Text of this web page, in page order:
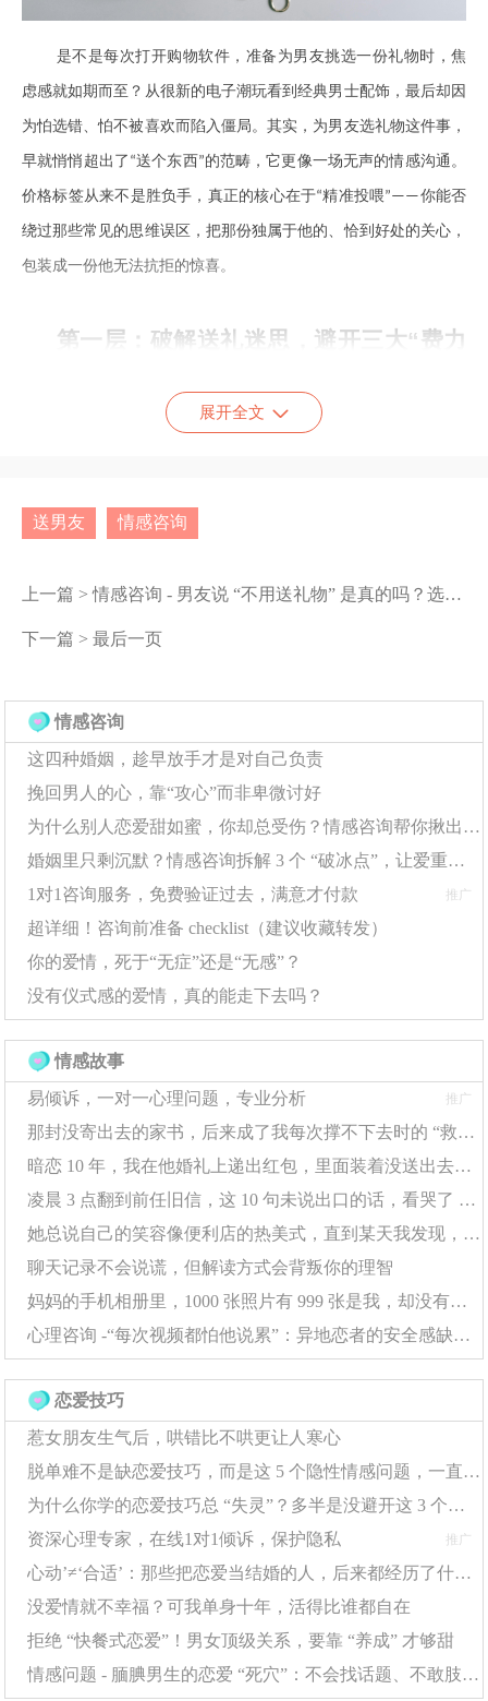
是不是每次打开购物软件，准备为男友挑选一份礼物时，焦
虑感就如期而至？从很新的电子潮玩看到经典男士配饰，最后却因
为怕选错、怕不被喜欢而陷入僵局。其实，为男友选礼物这件事，
早就悄悄超出了 “送个东西”的范畴，它更像一场无声的情感沟通。
价格标签从来不是胜负手，真正的核心在于“精准投喂”——你能否
绕过那些常见的思维误区，把那份独属于他的、恰到好处的关心，
包装成一份他无法抗拒的惊喜。
第一层：破解送礼迷思，避开三大“ 费力
在思考送什么之前，或许更应该先停一停，看看自己是否已
价格=心意？别陷入自我感动的消费
很多女生会不自觉地认为，礼物的预算直接等同于爱的分
的礼物。一把符合他肤质的优质剃须刀，远比一件与他风格
格格不入的奢侈饰品更能让他感受到体贴。
以己度人？你的心头好可能并非他的
需求。
“我觉得这个杯子设计感超棒！”“这款香水的味道特别有格
调。”这种“自我投射式” 的送礼，是另一大雷区。礼物是送给
他的，核心是他的审美与习惯。你需要观察的是他的生活：
他的通勤包里缺一个轻便的充电宝吗？他健身时是不是总抱
怨耳机线缠扰？他收藏的书架上，是不是总缺某一本绝版
书？从“他需要什么”出发，而不是“我喜欢什么
节日
限定？
别让送
礼变成
创意的
枯竭。
皮带……当送礼变成固定节目的重复动作，惊喜
感就会荡然无存。解决之道是建立一个
感库 ”：把他随口提过的“ 想换副眼镜 ” 、 “ 这双旧
球鞋该退役了”都悄悄记下。这些不经意间的愿
望清单，才是让你在关键时刻“一击即中 ”的秘密
武器。
第二层：五维雷达扫描法，精准定位他
的“理想礼物”
避开误区后，如何系统性地为他
维度建立你的“男友喜好档案” ，像雷达一样扫描他的生活。
维度一：实用主义
感
一套他常用的、但你可以帮他升级到更好
版本的护理产品（如手动剃须刀升级为热感剃须刀）。
科技装备焕新：关注他高频使用的电子产品是否需要更新
展开全文
送男友 情感咨询
上一篇 >情感咨询 - 男友说 “不用送礼物” 是真的吗？选对这些礼物，比说 “我爱你” 更管用
下一篇 > 最后一页
情感咨询
这四种婚姻，趁早放手才是对自己负责
挽回男人的心，靠“攻心”而非卑微讨好
为什么别人恋爱甜如蜜，你却总受伤？情感咨询帮你揪出 “情感盲区”
婚姻里只剩沉默？情感咨询拆解 3 个 “破冰点”，让爱重新流动
1对1咨询服务，免费验证过去，满意才付款
推广
超详细！咨询前准备 checklist（建议收藏转发）
你的爱情，死于“无症”还是“无感”？
没有仪式感的爱情，真的能走下去吗？
情感故事
易倾诉，一对一心理问题，专业分析 推广
那封没寄出去的家书，后来成了我每次撑不下去时的 “救命符”
暗恋 10 年，我在他婚礼上递出红包，里面装着没送出去的告白信
凌晨 3 点翻到前任旧信，这 10 句未说出口的话，看哭了 10000 人
她总说自己的笑容像便利店的热美式，直到某天我发现，那杯咖啡早就凉透了
聊天记录不会说谎，但解读方式会背叛你的理智
妈妈的手机相册里，1000 张照片有 999 张是我，却没有一张她自己
心理咨询 -“每次视频都怕他说累”：异地恋者的安全感缺失，该怎么靠自己补回来？
恋爱技巧
惹女朋友生气后，哄错比不哄更让人寒心
脱单难不是缺恋爱技巧，而是这 5 个隐性情感问题，一直在 “挡桃花”
为什么你学的恋爱技巧总 “失灵”？多半是没避开这 3 个隐形误区
资深心理专家，在线1对1倾诉，保护隐私
推广
心动’≠‘合适’：那些把恋爱当结婚的人，后来都经历了什么？
没爱情就不幸福？可我单身十年，活得比谁都自在
拒绝 “快餐式恋爱”！男女顶级关系，要靠 “养成” 才够甜
情感问题 - 腼腆男生的恋爱 “死穴”：不会找话题、不敢肢体接触？这样改超简单